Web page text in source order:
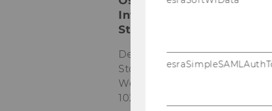
Internationales
Steuerrecht
Departmentgebäude D3, 2.
Stock
Welthandelsplatz 1
1020